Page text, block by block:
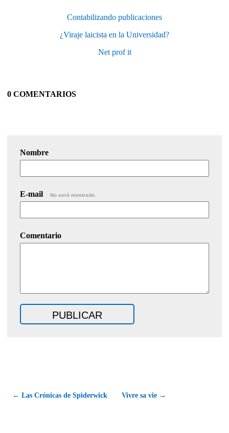
Contabilizando publicaciones
¿Viraje laicista en la Universidad?
Net prof it
0 COMENTARIOS
Nombre
E-mail No será mostrado.
Comentario
← Las Crónicas de Spiderwick Vivre sa vie →